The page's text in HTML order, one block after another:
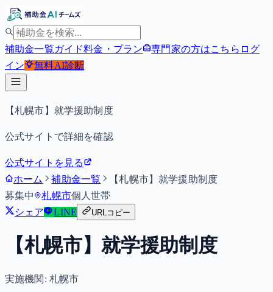
補助金一覧ガイド料金・プラン 専門家の方はこちら ログ
イン
無料AI診断
【札幌市】就学援助制度
公式サイトで詳細を確認
公式サイトを見る
ホーム
補助金一覧
【札幌市】就学援助制度
募集中
札幌市個人世帯
シェア
LINE URLコピー
【札幌市】就学援助制度
実施機関: 札幌市